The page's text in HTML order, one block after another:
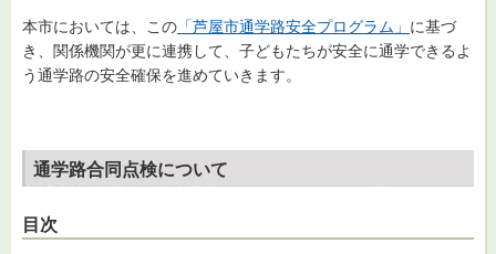
本市においては、この 「芦屋市通学路安全プログラム」 に基づ
き、関係機関が更に連携して、子どもたちが安全に通学できるよ
う通学路の安全確保を進めていきます。
通学路合同点検について
目次